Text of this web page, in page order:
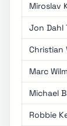
Miroslav
Jon Dahl
Christian
Marc
Michael
Robbie